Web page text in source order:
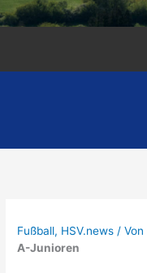
Fußball, HSV.news / Von
A-Junioren